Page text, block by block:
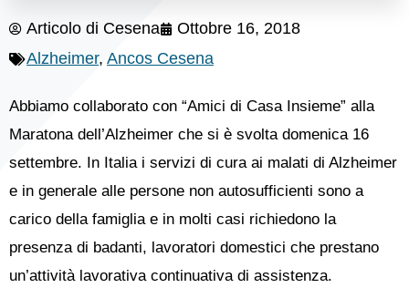
Articolo di Cesena
Ottobre 16, 2018
Alzheimer, Ancos Cesena
Abbiamo collaborato con “Amici di Casa Insieme” alla
Maratona dell’Alzheimer che si è svolta domenica 16
settembre. In Italia i servizi di cura ai malati di Alzheimer
e in generale alle persone non autosufficienti sono a
carico della famiglia e in molti casi richiedono la
presenza di badanti, lavoratori domestici che prestano
un’attività lavorativa continuativa di assistenza.